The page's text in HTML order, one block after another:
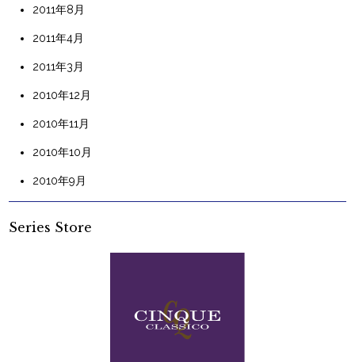
2011年8月
2011年4月
2011年3月
2010年12月
2010年11月
2010年10月
2010年9月
Series Store